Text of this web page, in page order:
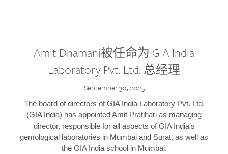
Amit Dhamani被任命为 GIA India
Laboratory Pvt. Ltd. 总经理
September 30, 2025
The board of directors of GIA India Laboratory Pvt. Ltd.
(GIA India) has appointed Amit Pratihari as managing
director, responsible for all aspects of GIA India’s
gemological laboratories in Mumbai and Surat, as well as
the GIA India school in Mumbai.